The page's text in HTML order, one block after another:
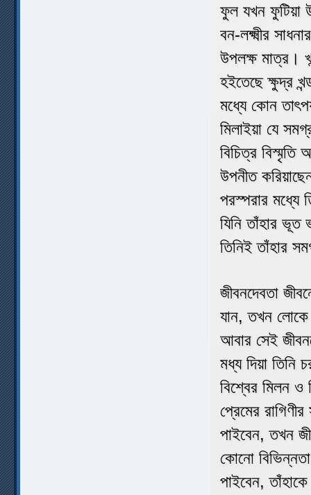
ফুল যখন ফুটিয়া
বন-লক্ষ্মীর
উপলক্ষ মাত্র।
হইতেছে ক্ষুদ্র
মধ্যে কোন
মিলাইয়া যে
বিচিত্র বিস্মৃতি
উপনীত
পরস্পরার মধ্যে
যিনি তাঁহার ভূত
তিনিই তাঁহার
জীবনদেবতা
যান, তখন লোকে
আবার সেই
মধ্য দিয়া তিনি
বিশ্বের মিলন ও
প্রেমের
পাইবেন, তখন
কোনো
পাইবেন,